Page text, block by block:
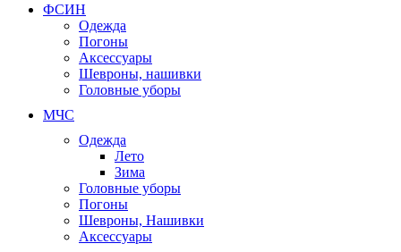
ФСИН
Одежда
Погоны
Аксессуары
Шевроны, нашивки
Головные уборы
МЧС
Одежда
Лето
Зима
Головные уборы
Погоны
Шевроны, Нашивки
Аксессуары